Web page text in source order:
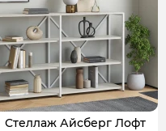
Стеллаж Айсберг Лофт